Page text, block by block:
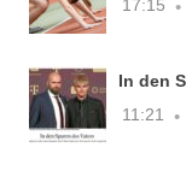
17:15
In den
11:21